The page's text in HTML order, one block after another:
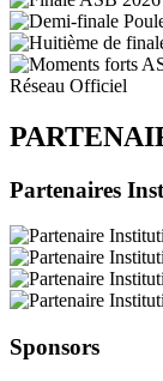
Réseau Officiel
Partenaires
Sponsors